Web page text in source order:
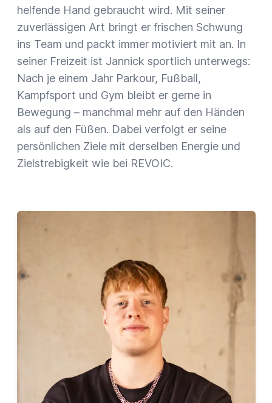
helfende Hand gebraucht wird. Mit seiner
zuverlässigen Art bringt er frischen Schwung
ins Team und packt immer motiviert mit an. In
seiner Freizeit ist Jannick sportlich unterwegs:
Nach je einem Jahr Parkour, Fußball,
Kampfsport und Gym bleibt er gerne in
Bewegung – manchmal mehr auf den Händen
als auf den Füßen. Dabei verfolgt er seine
persönlichen Ziele mit derselben Energie und
Zielstrebigkeit wie bei REVOIC.